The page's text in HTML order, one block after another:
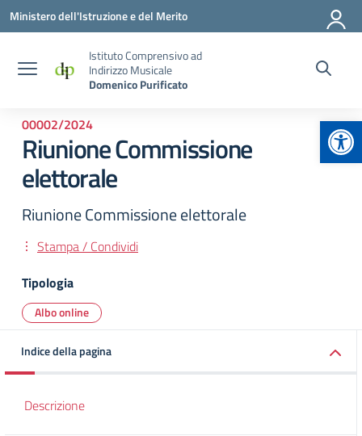
Vai ai contenuti
Vai al menu di navigazione
Vai al footer
Ministero dell'Istruzione e del Merito
Istituto Comprensivo ad
Indirizzo Musicale
Domenico Purificato
00002/2024
Riunione Commissione
elettorale
Riunione Commissione elettorale
Stampa / Condividi
Tipologia
Albo online
Indice della pagina
Descrizione